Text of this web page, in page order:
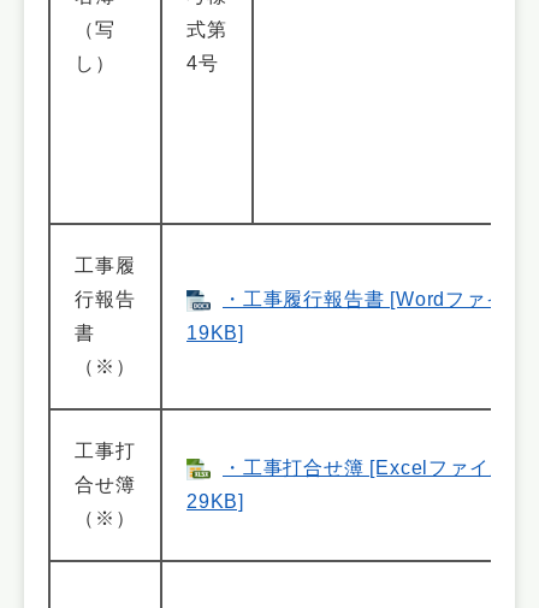
（写
し）
式第
4号
工事履
行報告
書
（※）
・工事履行報告書 [Wordファイル
19KB]
工事打
合せ簿
（※）
・工事打合せ簿 [Excelファイル／
29KB]